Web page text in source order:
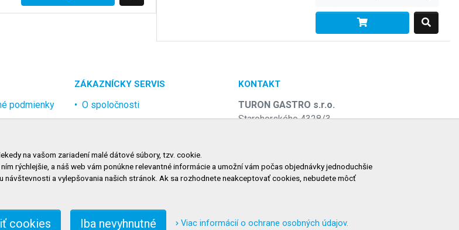
podmienky
ZÁKAZNÍCKY SERVIS
O spoločnosti
Kontakt
KONTAKT
TURON GASTRO s.r.o.
Starohorského 4328/3
Telefón:+421 911 585 730
na vašom zariadení malé dátové súbory, tzv. cookie.
rýchlejšie, a náš web vám ponúkne relevantné informácie a umožní vám počas objednávky jednoduchšie
návštevnosti a vylepšovania našich stránok. Ak sa rozhodnete neakceptovať cookies, nebudete môcť
cookies Iba nevyhnutné Viac informácií o ochrane osobných údajov.